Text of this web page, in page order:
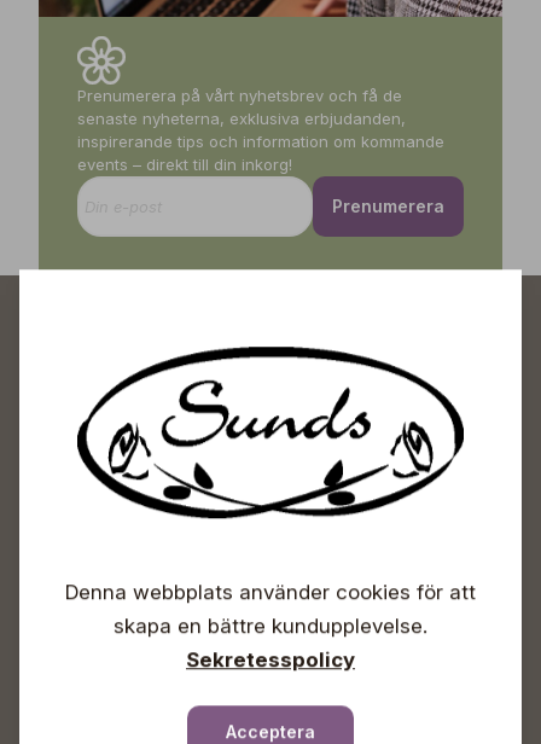
Prenumerera på vårt nyhetsbrev och få de
senaste nyheterna, exklusiva erbjudanden,
inspirerande tips och information om kommande
events – direkt till din inkorg!
Prenumerera
Sunds Trädgårdscenter
Söndagar Självbetjäning
Info & växel
Denna webbplats använder cookies för att
skapa en bättre kundupplevelse.
Sekretesspolicy
Acceptera